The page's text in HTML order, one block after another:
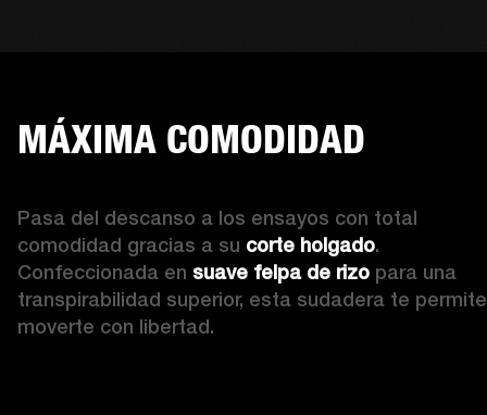
MÁXIMA COMODIDAD
Pasa del descanso a los ensayos con total
comodidad gracias a su corte holgado.
Confeccionada en suave felpa de rizo para una
transpirabilidad superior, esta sudadera te permite
moverte con libertad.